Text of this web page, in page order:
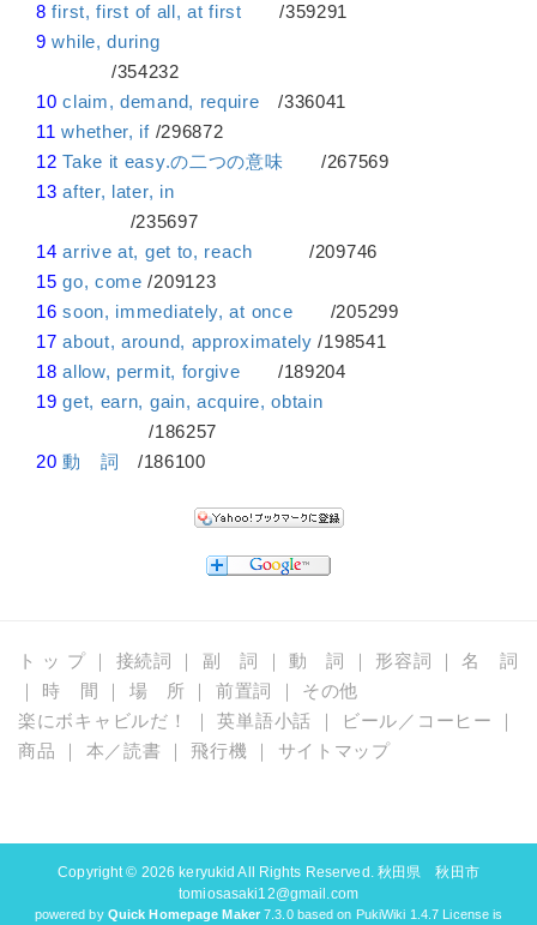
8 first, first of all, at first /359291
9 while, during
/354232
10 claim, demand, require /336041
11 whether, if/296872
12 Take it easy.の二つの意味 /267569
13 after, later, in
/235697
14 arrive at, get to, reach /209746
15 go, come /209123
16 soon, immediately, at once /205299
17 about, around, approximately /198541
18 allow, permit, forgive /189204
19 get, earn, gain, acquire, obtain
/186257
20 動 詞 /186100
ト ッ プ｜ 接続詞 ｜ 副 詞 ｜ 動 詞 ｜ 形容詞 ｜名 詞
｜ 時 間 ｜ 場 所 ｜ 前置詞 ｜ その他
楽にボキャビルだ！
｜英単語小話 ｜ ビール／コーヒー ｜
商品 ｜ 本／読書 ｜ 飛行機 ｜ サイトマップ
Copyright © 2026 keryukid All Rights Reserved. 秋田県 秋田市
tomiosasaki12@gmail.com
powered by Quick Homepage Maker7.3.0 based on PukiWiki 1.4.7 License is